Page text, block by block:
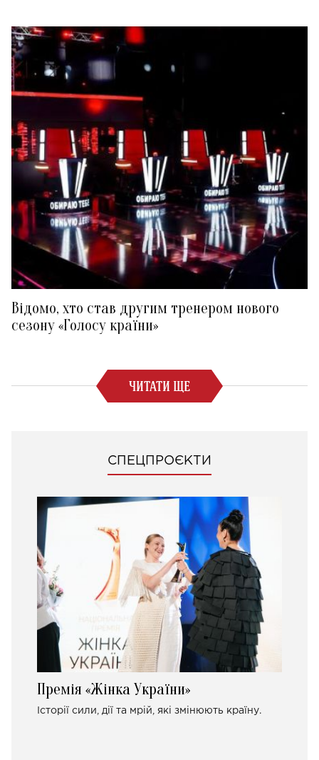
Відомо, хто став другим тренером нового
сезону «Голосу країни»
ЧИТАТИ ЩЕ
СПЕЦПРОЄКТИ
Премія «Жінка України»
Історії сили, дії та мрій, які змінюють країну.